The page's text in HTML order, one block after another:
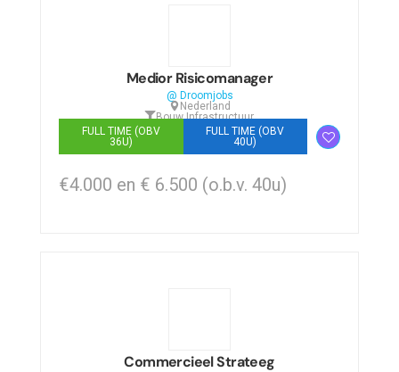
Medior Risicomanager
@ Droomjobs
Nederland
Bouw,Infrastructuur
FULL TIME (OBV
36U)
FULL TIME (OBV
40U)
€4.000 en € 6.500 (o.b.v. 40u)
Commercieel Strateeg